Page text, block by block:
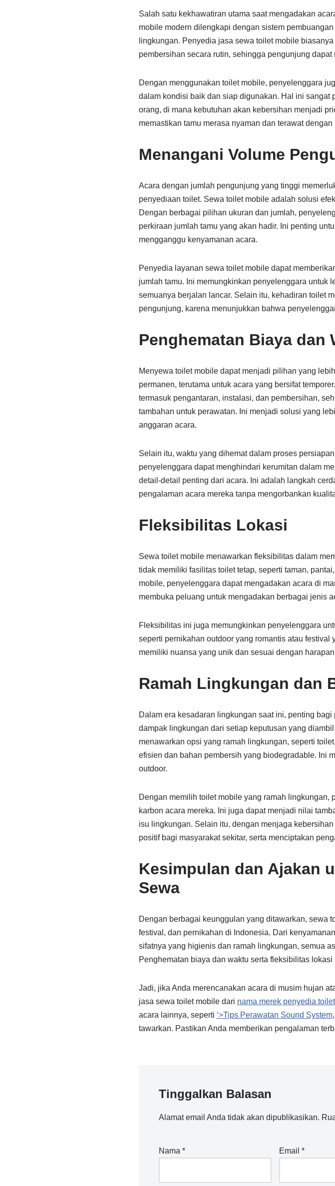
Salah satu kekhawatiran utama saat mengadakan
mobile modern dilengkapi dengan sistem
lingkungan. Penyedia jasa sewa toilet mobile
pembersihan secara rutin, sehingga pengunjung
Dengan menggunakan toilet mobile, penyelenggara
dalam kondisi baik dan siap digunakan. Hal ini sangat
orang, di mana kebutuhan akan kebersihan menjadi
memastikan tamu merasa nyaman dan terawat
Menangani Volume
Acara dengan jumlah pengunjung yang tinggi
penyediaan toilet. Sewa toilet mobile adalah solusi
Dengan berbagai pilihan ukuran dan jumlah,
perkiraan jumlah tamu yang akan hadir. Ini penting
mengganggu kenyamanan acara.
Penyedia layanan sewa toilet mobile dapat
jumlah tamu. Ini memungkinkan penyelenggara untuk
semuanya berjalan lancar. Selain itu, kehadiran toilet
pengunjung, karena menunjukkan bahwa
Penghematan Biaya dan
Menyewa toilet mobile dapat menjadi pilihan yang
permanen, terutama untuk acara yang bersifat
termasuk pengantaran, instalasi, dan pembersihan,
tambahan untuk perawatan. Ini menjadi solusi yang
anggaran acara.
Selain itu, waktu yang dihemat dalam proses
penyelenggara dapat menghindari kerumitan dalam
detail-detail penting dari acara. Ini adalah langkah
pengalaman acara mereka tanpa mengorbankan
Fleksibilitas Lokasi
Sewa toilet mobile menawarkan fleksibilitas dalam
tidak memiliki fasilitas toilet tetap, seperti taman,
mobile, penyelenggara dapat mengadakan acara di
membuka peluang untuk mengadakan berbagai jenis
Fleksibilitas ini juga memungkinkan penyelenggara
seperti pernikahan outdoor yang romantis atau
memiliki nuansa yang unik dan sesuai dengan
Ramah Lingkungan dan
Dalam era kesadaran lingkungan saat ini, penting
dampak lingkungan dari setiap keputusan yang
menawarkan opsi yang ramah lingkungan, seperti
efisien dan bahan pembersih yang biodegradable. Ini
outdoor.
Dengan memilih toilet mobile yang ramah
karbon acara mereka. Ini juga dapat menjadi nilai
isu lingkungan. Selain itu, dengan menjaga
positif bagi masyarakat sekitar, serta menciptakan
Kesimpulan dan Ajakan
Sewa
Dengan berbagai keunggulan yang ditawarkan, sewa
festival, dan pernikahan di Indonesia. Dari
sifatnya yang higienis dan ramah lingkungan, semua
Penghematan biaya dan waktu serta fleksibilitas
Jadi, jika Anda merencanakan acara di musim hujan
jasa sewa toilet mobile dari nama merek penyedia
acara lainnya, seperti ‘>Tips Perawatan Sound System
tawarkan. Pastikan Anda memberikan pengalaman
Tinggalkan Balasan
Alamat email Anda tidak akan dipublikasikan.
Nama * Email *